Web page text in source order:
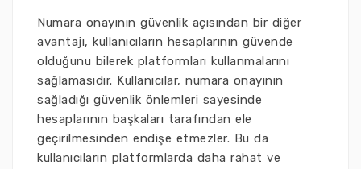
Numara onayının güvenlik açısından bir diğer
avantajı, kullanıcıların hesaplarının güvende
olduğunu bilerek platformları kullanmalarını
sağlamasıdır. Kullanıcılar, numara onayının
sağladığı güvenlik önlemleri sayesinde
hesaplarının başkaları tarafından ele
geçirilmesinden endişe etmezler. Bu da
kullanıcıların platformlarda daha rahat ve